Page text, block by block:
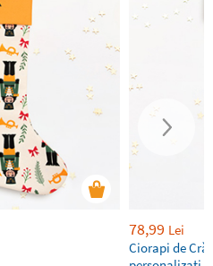
78,99 Lei
Ciorapi de